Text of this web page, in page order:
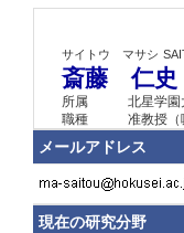
サイトウ マサシ
斎藤 仁史
所属
北星学園
職種
准教授（
メールアドレス
現在の研究分野